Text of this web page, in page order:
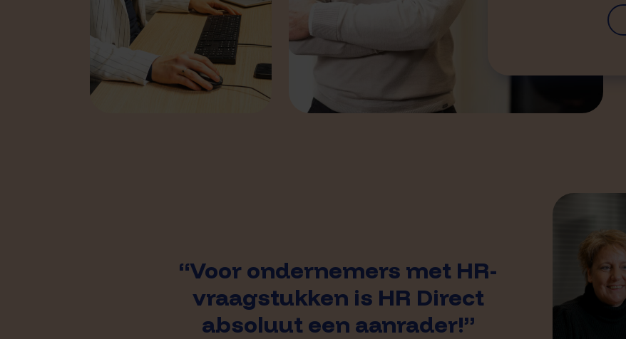
“Voor ondernemers met HR-
vraagstukken is HR Direct
absoluut een aanrader!”